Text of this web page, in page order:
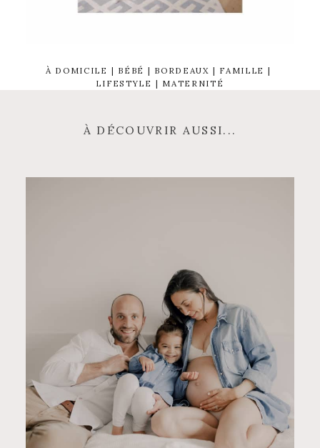
À DOMICILE | BÉBÉ | BORDEAUX | FAMILLE
LIFESTYLE | MATERNITÉ
À DÉCOUVRIR AUSSI...